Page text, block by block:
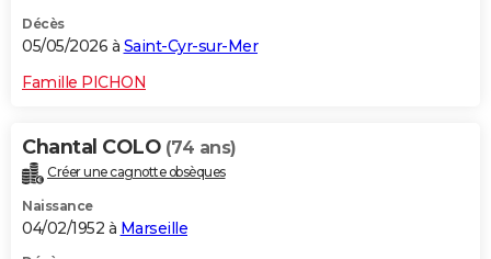
Décès
05/05/2026 à Saint-Cyr-sur-Mer
Famille PICHON
Chantal COLO (74 ans)
Créer une cagnotte obsèques
Naissance
04/02/1952 à Marseille